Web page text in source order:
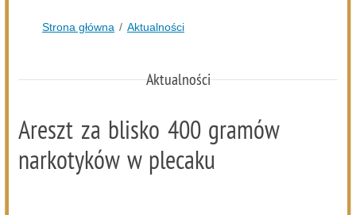
Pielgrzymują sercem. Duchowi pątnicy w parafii Kłopoty-
Groził żonie nożem - trafił do aresztu